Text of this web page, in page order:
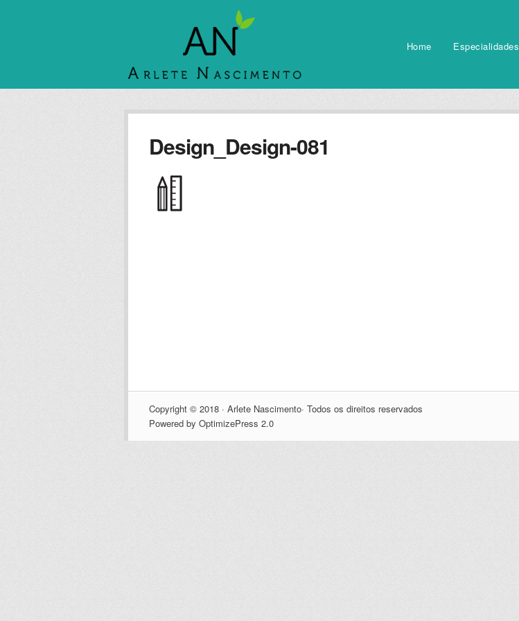
Home Especialidades
Design_Design-081
Copyright © 2018 · Arlete Nascimento· Todos os direitos reservados
Powered by OptimizePress 2.0